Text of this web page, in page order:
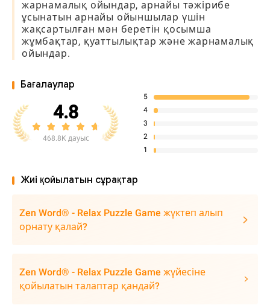
жарнамалық ойындар, арнайы тәжірибе
ұсынатын арнайы ойыншылар үшін
жақсартылған мән беретін қосымша
жұмбақтар, қуаттылықтар және жарнамалық
ойындар.
Бағалаулар
4.8
468.8K дауыс
5
4
3
2
1
Жиі қойылатын сұрақтар
Zen Word® - Relax Puzzle Game жүктеп алып
орнату қалай?
Zen Word® - Relax Puzzle Game жүйесіне
қойылатын талаптар қандай?